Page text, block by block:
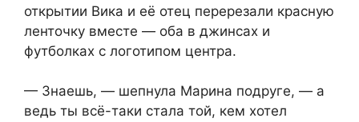
открытии Вика и её отец перерезали красную
ленточку вместе — оба в джинсах и
футболках с логотипом центра.
— Знаешь, — шепнула Марина подруге, — а
ведь ты всё-таки стала той, кем хотел